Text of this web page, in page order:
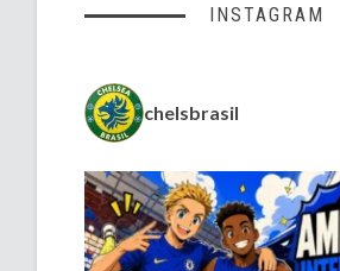
INSTAGRAM
chelsbrasil